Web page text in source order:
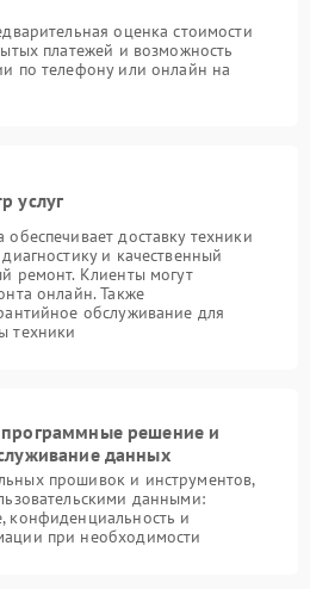
оценка стоимости
платежей и возможность
по телефону или онлайн на
услуг
доставку техники
и качественный
ремонт. Клиенты могут
онлайн. Также
обслуживание для
техники
решение и
данных
прошивок и инструментов,
данными:
конфиденциальность и
при необходимости